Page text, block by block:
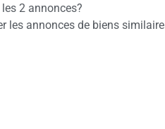
2 annonces?
les annonces de biens